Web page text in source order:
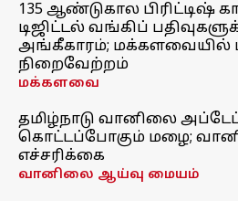
135 ஆண்டுகால பிரிட்டிஷ்
டிஜிட்டல் வங்கிப்
அங்கீகாரம்; மக்களவையில்
நிறைவேற்றம்
மக்களவை
தமிழ்நாடு வானிலை
கொட்டப்போகும் மழை;
எச்சரிக்கை
வானிலை ஆய்வு மையம்